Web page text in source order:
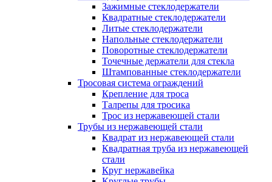
Зажимные стеклодержатели
Квадратные стеклодержатели
Литые стеклодержатели
Напольные стеклодержатели
Поворотные стеклодержатели
Точечные держатели для стекла
Штампованные стеклодержатели
Тросовая система ограждений
Крепление для троса
Талрепы для тросика
Трос из нержавеющей стали
Трубы из нержавеющей стали
Квадрат из нержавеющей стали
Квадратная труба из нержавеющей
стали
Круг нержавейка